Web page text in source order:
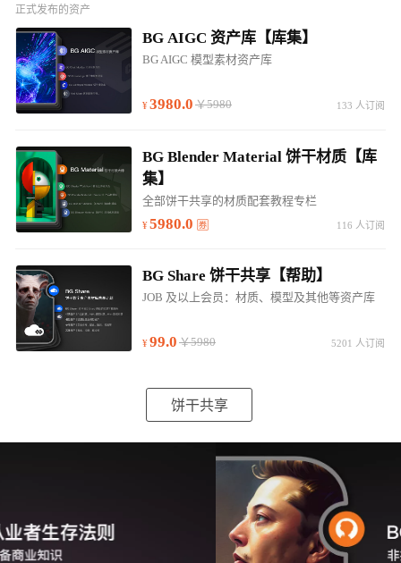
正式发布的资产
BG AIGC 资产库【库集】
BG AIGC 模型素材资产库
3980.0 ￥5980 133 人订阅
BG Blender Material 饼干材质【库
集】
全部饼干共享的材质配套教程专栏
5980.0 116 人订阅
BG Share 饼干共享【帮助】
JOB 及以上会员：材质、模型及其他等资产库
99.0 ￥5980 5201 人订阅
饼干共享